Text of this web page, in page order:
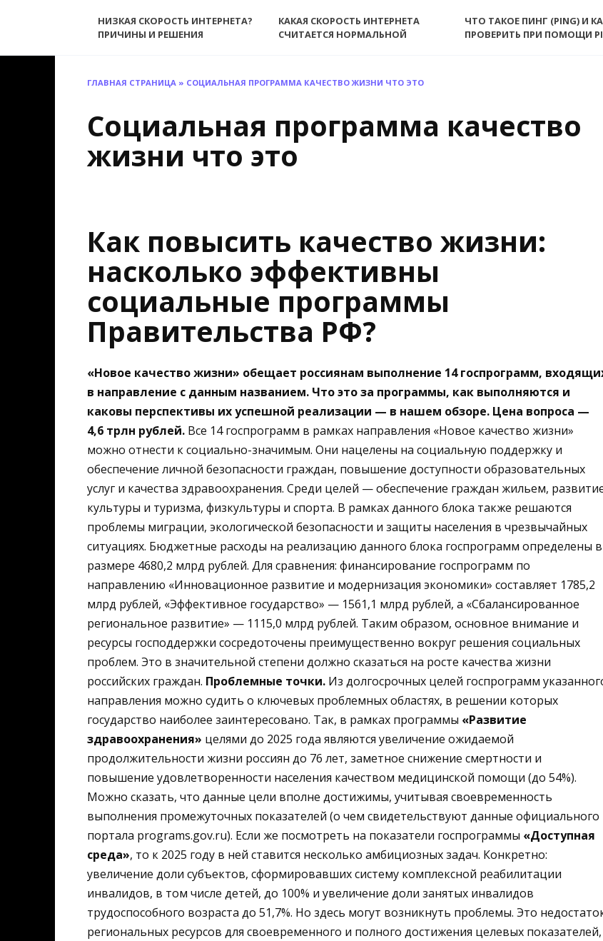
НИЗКАЯ СКОРОСТЬ ИНТЕРНЕТА?
ПРИЧИНЫ И РЕШЕНИЯ
КАКАЯ СКОРОСТЬ ИНТЕРНЕТА
СЧИТАЕТСЯ НОРМАЛЬНОЙ
ЧТО ТАКОЕ ПИНГ (PING) И
ПРОВЕРИТЬ ПРИ ПОМОЩИ
ГЛАВНАЯ СТРАНИЦА » СОЦИАЛЬНАЯ ПРОГРАММА КАЧЕСТВО ЖИЗНИ ЧТО ЭТО
Социальная программа качество
жизни что это
Как повысить качество жизни:
насколько эффективны
социальные программы
Правительства РФ?
«Новое качество жизни» обещает россиянам выполнение 14 госпрограмм,
в направление с данным названием. Что это за программы, как выполняются и
каковы перспективы их успешной реализации — в нашем обзоре. Цена вопроса —
4,6 трлн рублей. Все 14 госпрограмм в рамках направления «Новое качество жизни»
можно отнести к социально-значимым. Они нацелены на социальную поддержку и
обеспечение личной безопасности граждан, повышение доступности образовательных
услуг и качества здравоохранения. Среди целей — обеспечение граждан жильем,
культуры и туризма, физкультуры и спорта. В рамках данного блока также решаются
проблемы миграции, экологической безопасности и защиты населения в чрезвычайных
ситуациях. Бюджетные расходы на реализацию данного блока госпрограмм определены в
размере 4680,2 млрд рублей. Для сравнения: финансирование госпрограмм по
направлению «Инновационное развитие и модернизация экономики» составляет 1785,2
млрд рублей, «Эффективное государство» — 1561,1 млрд рублей, а «Сбалансированное
региональное развитие» — 1115,0 млрд рублей. Таким образом, основное внимание и
ресурсы господдержки сосредоточены преимущественно вокруг решения социальных
проблем. Это в значительной степени должно сказаться на росте качества жизни
российских граждан. Проблемные точки. Из долгосрочных целей госпрограмм
направления можно судить о ключевых проблемных областях, в решении которых
государство наиболее заинтересовано. Так, в рамках программы «Развитие
здравоохранения» целями до 2025 года являются увеличение ожидаемой
продолжительности жизни россиян до 76 лет, заметное снижение смертности и
повышение удовлетворенности населения качеством медицинской помощи (до 54%).
Можно сказать, что данные цели вполне достижимы, учитывая своевременность
выполнения промежуточных показателей (о чем свидетельствуют данные официального
портала programs.gov.ru). Если же посмотреть на показатели госпрограммы «Доступная
среда», то к 2025 году в ней ставится несколько амбициозных задач. Конкретно:
увеличение доли субъектов, сформировавших систему комплексной реабилитации
инвалидов, в том числе детей, до 100% и увеличение доли занятых инвалидов
трудоспособного возраста до 51,7%. Но здесь могут возникнуть проблемы. Это
региональных ресурсов для своевременного и полного достижения целевых показателей,